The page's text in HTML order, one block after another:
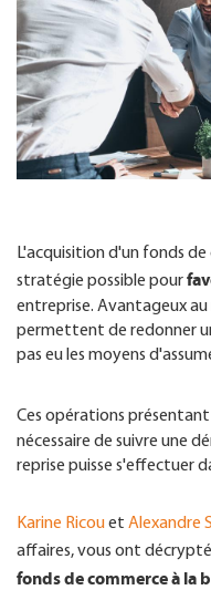
FR
L'acquisition d'un fonds
stratégie possible pour
entreprise. Avantageux au
permettent de redonner
pas eu les moyens
Ces opérations présentant
nécessaire de suivre une
reprise puisse s'effectuer
Karine Ricouet Alexandre
affaires, vous ont décrypté
fonds de commerce à la